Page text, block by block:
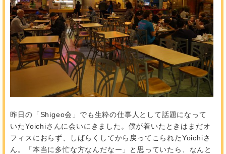
昨日の「Shigeo会」でも生粋の仕事人として話題になって
いたYoichiさんに会いにきました。僕が着いたときはまだオ
フィスにおらず、しばらくしてから戻ってこられたYoichiさ
ん。「本当に多忙な方なんだなー」と思っていたら、なんと